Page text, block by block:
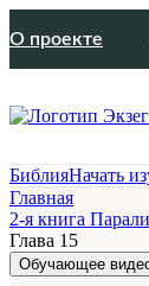
О проекте
БиблияНачать
Главная
2-я книга
Глава 15
Обучающее